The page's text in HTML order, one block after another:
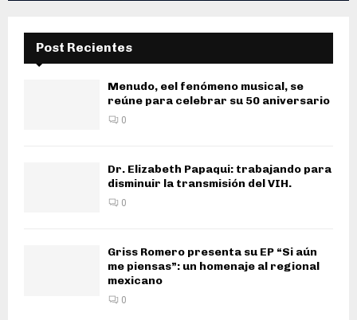
Post Recientes
Menudo, eel fenómeno musical, se
reúne para celebrar su 50 aniversario
0
Dr. Elizabeth Papaqui: trabajando para
disminuir la transmisión del VIH.
0
Griss Romero presenta su EP “Si aún
me piensas”: un homenaje al regional
mexicano
0